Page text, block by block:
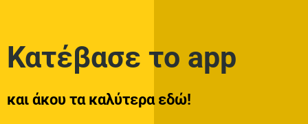
Κατέβασε το app
και άκου τα καλύτερα εδώ!